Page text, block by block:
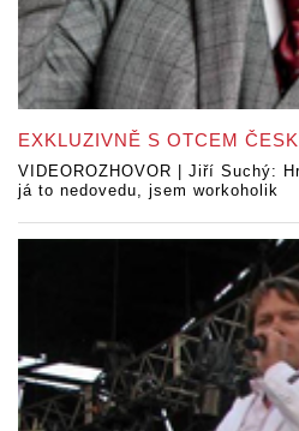
EXKLUZIVNĚ S OTCEM
VIDEOROZHOVOR | Jiří Suchý:
já to nedovedu, jsem workoholik